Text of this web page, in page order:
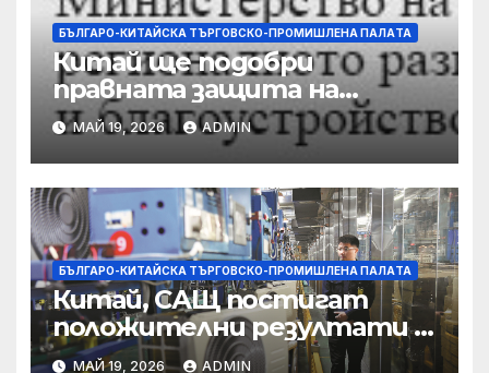
БЪЛГАРО-КИТАЙСКА ТЪРГОВСКО-ПРОМИШЛЕНА ПАЛAТА
Китай ще подобри
правната защита на
предприятията, ще се
съсредоточи върху
борбата с
корпоративната
престъпност
МАЙ 19, 2026 ADMIN
БЪЛГАРО-КИТАЙСКА ТЪРГОВСКО-ПРОМИШЛЕНА ПАЛAТА
Китай, САЩ постигат
положителни резултати в
икономическите и
МАЙ 19, 2026 ADMIN